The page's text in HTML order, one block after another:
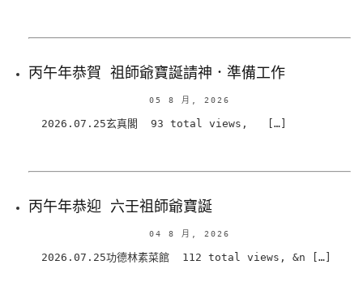
丙午年恭賀 祖師爺寶誕請神．準備工作
05 8 月, 2026
2026.07.25玄真閣 93 total views, […]
丙午年恭迎 六壬祖師爺寶誕
04 8 月, 2026
2026.07.25功德林素菜館 112 total views, &n […]